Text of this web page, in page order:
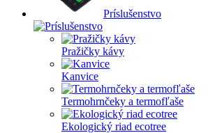
Príslušenstvo
Pražičky kávy
Kanvice
Termohrnčeky a termofľaše
Ekologický riad ecotree